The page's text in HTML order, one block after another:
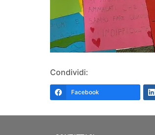
Condividi:
Facebook